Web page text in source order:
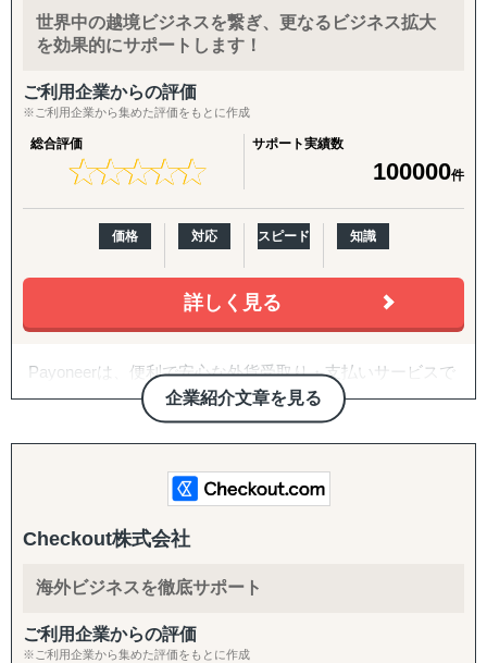
いまは台湾在住の代表として、交渉も探索も制度対応も、
から最後まで一通り対応できます。
台湾で結果を出すには、現地で動けるパートナーが要りま
世界中の越境ビジネスを繋ぎ、更なるビジネス拡大
を効果的にサポートします！
ご利用企業からの評価
※ご利用企業から集めた評価をもとに作成
総合評価
★★★★★
★★★★★
サポート実績数
100000件
価格 対応 スピード 知識
詳しく見る
企業紹介文章を見る
Payoneerは、便利で安心な外貨受取り・支払いサービスで
す。 世界200以上の国と地域で400万以上のビジネスに利
用されています。
Payoneerは、海外マーケットプレイス販売やB2B取引な
ど、国際商取引における売上金の外貨受取りアカウントを
いるため、国際間のお金の受取り・支払いを国内取引のよ
とができます。
Checkout株式会社
海外ビジネスを徹底サポート
ご利用企業からの評価
※ご利用企業から集めた評価をもとに作成